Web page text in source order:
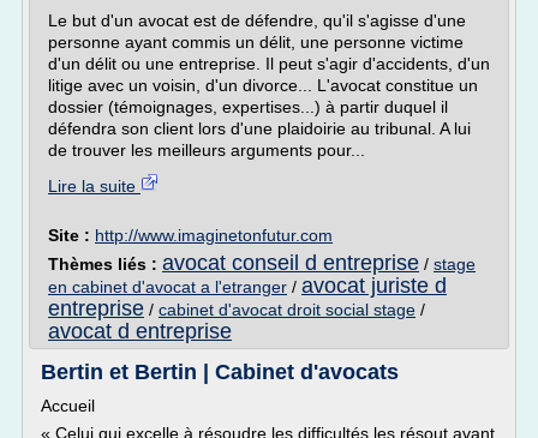
Le but d'un avocat est de défendre, qu'il s'agisse d'une
personne ayant commis un délit, une personne victime
d'un délit ou une entreprise. Il peut s'agir d'accidents, d'un
litige avec un voisin, d'un divorce... L'avocat constitue un
dossier (témoignages, expertises...) à partir duquel il
défendra son client lors d'une plaidoirie au tribunal. A lui
de trouver les meilleurs arguments pour...
Lire la suite
Site : http://www.imaginetonfutur.com
Thèmes liés : avocat conseil d entreprise / stage
en cabinet d'avocat a l'etranger / avocat juriste d
entreprise / cabinet d'avocat droit social stage /
avocat d entreprise
Bertin et Bertin | Cabinet d'avocats
Accueil
« Celui qui excelle à résoudre les difficultés les résout avant